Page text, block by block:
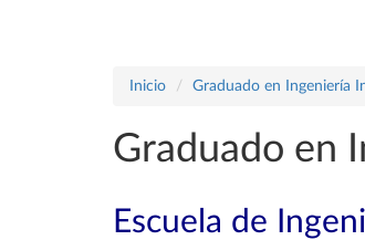
Inicio Graduado en Ingeniería
Graduado en
Escuela de